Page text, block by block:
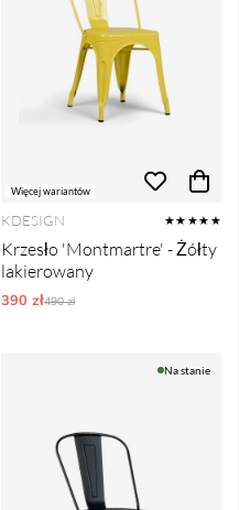
Więcej wariantów
KDESIGN ★★★★★
Krzesło 'Montmartre' - Żółty
lakierowany
390 złOrdynarne ceny:
490 zł
Na stanie